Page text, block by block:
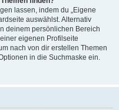
lassen, indem du „Eigene
auswählst. Alternativ
deinem persönlichen Bereich
eigenen Profilseite
nach von dir erstellen Themen
in die Suchmaske ein.